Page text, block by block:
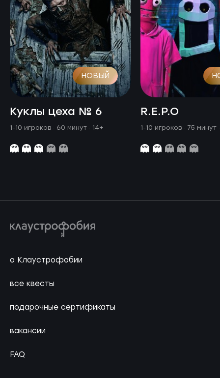
НОВЫЙ
Куклы цеха № 6
1-10 игроков · 60 минут · 14+
R.E.P.O
1-10 игроков · 75 минут
о Клаустрофобии
все квесты
подарочные сертификаты
вакансии
FAQ